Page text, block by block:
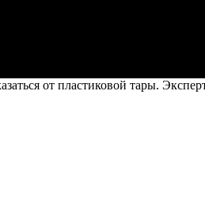
от пластиковой тары.